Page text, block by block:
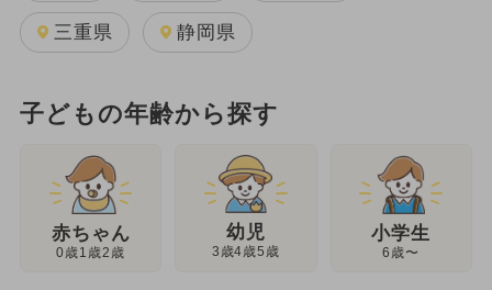
三重県 静岡県
子どもの年齢から探す
赤ちゃん
0歳1歳2歳
幼児
3歳4歳5歳
小学生
6歳〜